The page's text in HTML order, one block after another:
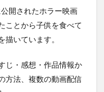
開されたホラー映画
ことから子供を食べて
描いています。
じ・感想・作品情報か
方法、複数の動画配信